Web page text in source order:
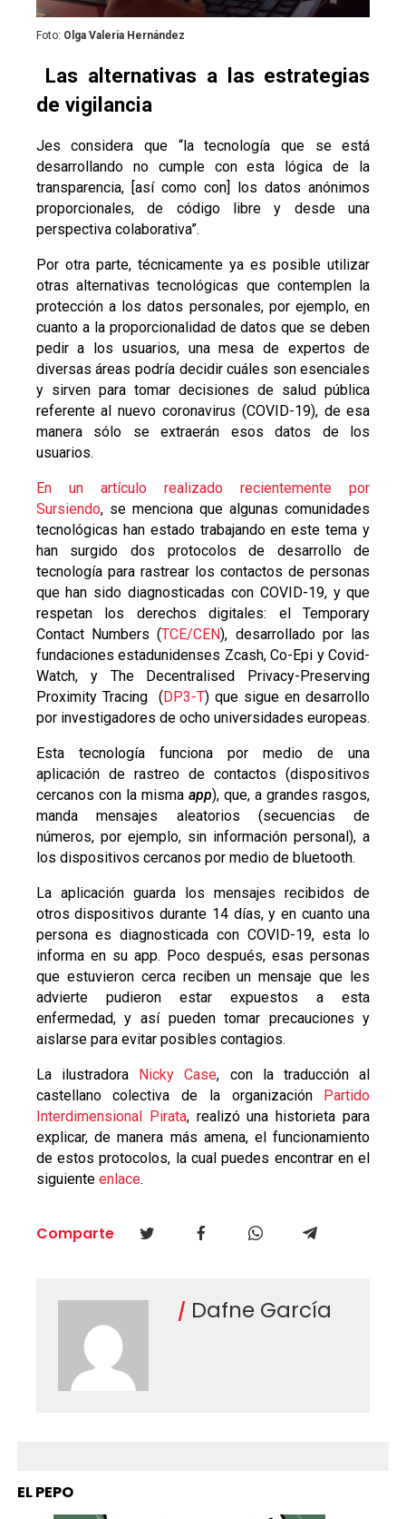
Foto: Olga Valeria Hernández
Las alternativas a las estrategias
de vigilancia
Jes considera que “la tecnología que se está
desarrollando no cumple con esta lógica de la
transparencia, [así como con] los datos anónimos
proporcionales, de código libre y desde una
perspectiva colaborativa”.
Por otra parte, técnicamente ya es posible utilizar
otras alternativas tecnológicas que contemplen la
protección a los datos personales, por ejemplo, en
cuanto a la proporcionalidad de datos que se deben
pedir a los usuarios, una mesa de expertos de
diversas áreas podría decidir cuáles son esenciales
y sirven para tomar decisiones de salud pública
referente al nuevo coronavirus (COVID-19), de esa
manera sólo se extraerán esos datos de los
usuarios.
En un artículo realizado recientemente por
Sursiendo, se menciona que algunas comunidades
tecnológicas han estado trabajando en este tema y
han surgido dos protocolos de desarrollo de
tecnología para rastrear los contactos de personas
que han sido diagnosticadas con COVID-19, y que
respetan los derechos digitales: elTemporary
Contact Numbers (TCE/CEN), desarrollado por las
fundaciones estadunidenses Zcash, Co-Epi y Covid-
Watch, y The Decentralised Privacy-Preserving
Proximity Tracing( DP3-T)que sigue en desarrollo
por investigadores de ocho universidades europeas.
Esta tecnología funciona por medio de una
aplicaciónde rastreo de contactos (dispositivos
cercanos con la misma app), que, a grandes rasgos,
manda mensajes aleatorios (secuencias de
números, por ejemplo, sin información personal), a
los dispositivos cercanos por medio de bluetooth.
La aplicación guarda los mensajes recibidos de
otros dispositivos durante 14 días, y en cuanto una
persona es diagnosticada con COVID-19, esta lo
informa en su app. Poco después, esas personas
que estuvieron cerca reciben un mensaje que les
advierte pudieron estar expuestos a esta
enfermedad, y así pueden tomar precauciones y
aislarse para evitar posibles contagios.
La ilustradora Nicky Case, con la traducción al
castellano colectiva de la organización
Partido
Interdimensional Pirata, realizó una historieta para
explicar, de manera más amena, el funcionamiento
de estos protocolos, la cual puedes encontrar en el
siguiente enlace.
Comparte
Dafne García
EL PEPO